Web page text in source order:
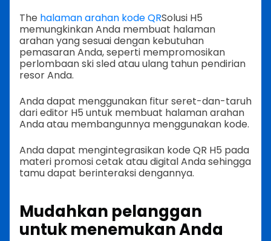
The halaman arahan kode QRSolusi H5
memungkinkan Anda membuat halaman
arahan yang sesuai dengan kebutuhan
pemasaran Anda, seperti mempromosikan
perlombaan ski sled atau ulang tahun pendirian
resor Anda.
Anda dapat menggunakan fitur seret-dan-taruh
dari editor H5 untuk membuat halaman arahan
Anda atau membangunnya menggunakan kode.
Anda dapat mengintegrasikan kode QR H5 pada
materi promosi cetak atau digital Anda sehingga
tamu dapat berinteraksi dengannya.
Mudahkan pelanggan
untuk menemukan Anda